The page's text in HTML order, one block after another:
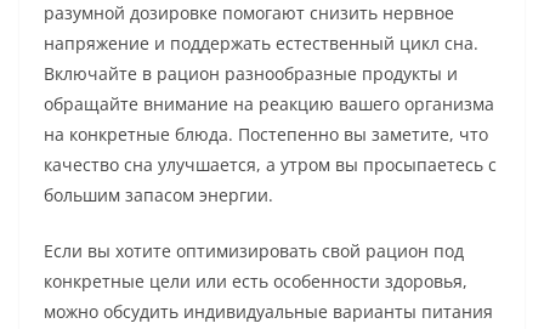
разумной дозировке помогают снизить нервное
напряжение и поддержать естественный цикл сна.
Включайте в рацион разнообразные продукты и
обращайте внимание на реакцию вашего организма
на конкретные блюда. Постепенно вы заметите, что
качество сна улучшается, а утром вы просыпаетесь с
большим запасом энергии.
Если вы хотите оптимизировать свой рацион под
конкретные цели или есть особенности здоровья,
можно обсудить индивидуальные варианты питания